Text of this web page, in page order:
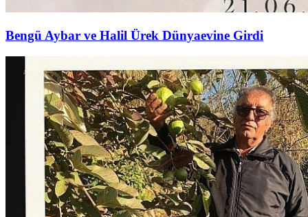
Bengü Aybar ve Halil Ürek Dünyaevine Girdi